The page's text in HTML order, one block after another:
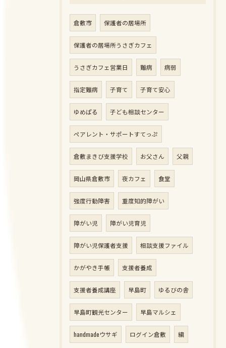
倉敷市 保護者の居場所
保護者の居場所うさぎカフェ
うさぎカフェ営業日 難病 病弱
指定難病 子育て 子育て安心
ゆめぱる 子ども相談センター
ペアレント・サポートすてっぷ
倉敷まきび支援学校 お父さん 父親
岡山県倉敷市 夜カフェ 食堂
強度行動障害 重度知的障がい
障がい児 障がい児育児
障がい児保護者支援 相談支援ファイル
かがやき手帳 支援者養成
支援者養成講座 早島町 ゆるびの舎
早島町観光センター 早島マルシェ
handmadeウサギ ログイン倉敷 繍